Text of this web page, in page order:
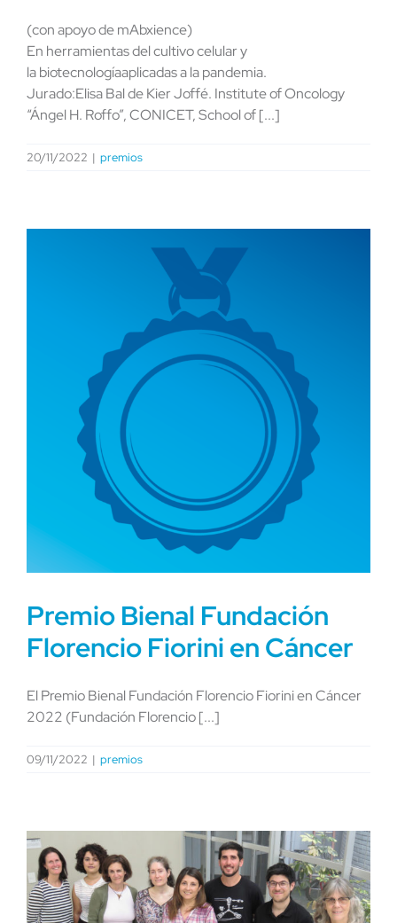
(con apoyo de mAbxience)
En herramientas del cultivo celular y
la biotecnologíaaplicadas a la pandemia.
Jurado:Elisa Bal de Kier Joffé. Institute of Oncology
“Ángel H. Roffo”, CONICET, School of [...]
20/11/2022 | premios
Premio Bienal Fundación
Florencio Fiorini en Cáncer
El Premio Bienal Fundación Florencio Fiorini en Cáncer
2022 (Fundación Florencio [...]
09/11/2022 | premios